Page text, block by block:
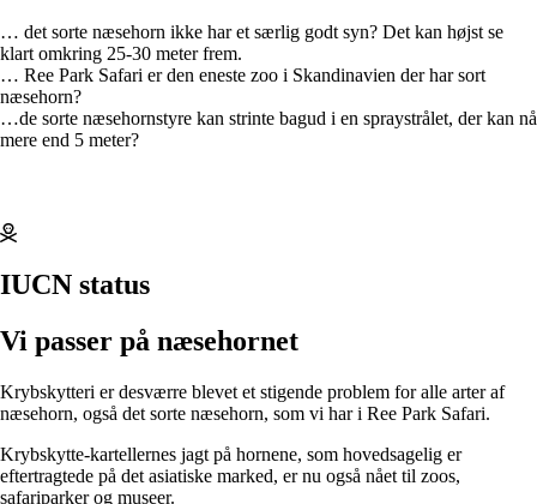
… det sorte næsehorn ikke har et særlig godt syn? Det kan højst se
klart omkring 25-30 meter frem.
… Ree Park Safari er den eneste zoo i Skandinavien der har sort
næsehorn?
…de sorte næsehornstyre kan strinte bagud i en spraystrålet, der kan nå
mere end 5 meter?
IUCN status
Vi passer på næsehornet
Krybskytteri er desværre blevet et stigende problem for alle arter af
næsehorn, også det sorte næsehorn, som vi har i Ree Park Safari.
Krybskytte-kartellernes jagt på hornene, som hovedsagelig er
eftertragtede på det asiatiske marked, er nu også nået til zoos,
safariparker og museer.